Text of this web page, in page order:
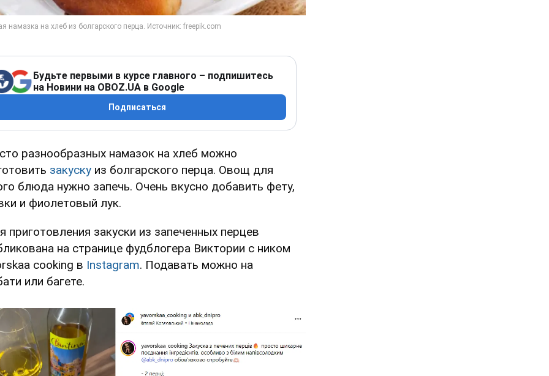
Будьте первыми в курсе главного – подпишитесь
на Новини на OBOZ.UA в Google
Подписаться
разнообразных намазок на хлеб можно
закуску из болгарского перца. Овощ для
блюда нужно запечь. Очень вкусно добавить фету,
и фиолетовый лук.
приготовления закуски из запеченных перцев
на странице фудблогера Виктории с ником
cooking в Instagram. Подавать можно на
или багете.